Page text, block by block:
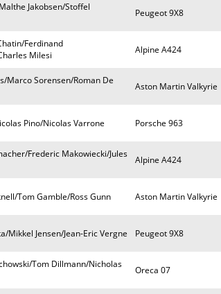
Jakobsen/Stoffel
Peugeot 9X8
Ferdinand
Milesi
Alpine A424
Marco Sorensen/Roman De
Aston Martin Valkyrie
Pino/Nicolas Varrone Porsche 963
Frederic Makowiecki/Jules
Alpine A424
Tom Gamble/Ross Gunn Aston Martin Valkyrie
Mikkel Jensen/Jean-Eric Vergne Peugeot 9X8
Tom Dillmann/Nicholas
Oreca 07